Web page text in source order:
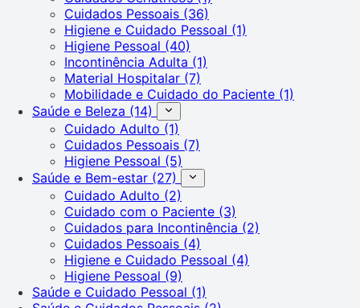
Cuidados Pessoais (36)
Higiene e Cuidado Pessoal (1)
Higiene Pessoal (40)
Incontinência Adulta (1)
Material Hospitalar (7)
Mobilidade e Cuidado do Paciente (1)
Saúde e Beleza (14)
Cuidado Adulto (1)
Cuidados Pessoais (7)
Higiene Pessoal (5)
Saúde e Bem-estar (27)
Cuidado Adulto (2)
Cuidado com o Paciente (3)
Cuidados para Incontinência (2)
Cuidados Pessoais (4)
Higiene e Cuidado Pessoal (4)
Higiene Pessoal (9)
Saúde e Cuidado Pessoal (1)